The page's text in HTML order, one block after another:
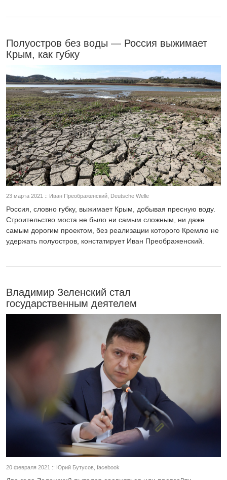
Полуостров без воды — Россия выжимает
Крым, как губку
23 марта 2021 :: Иван Преображенский, Deutsche Welle
Россия, словно губку, выжимает Крым, добывая пресную воду.
Строительство моста не было ни самым сложным, ни даже
самым дорогим проектом, без реализации которого Кремлю не
удержать полуостров, констатирует Иван Преображенский.
Владимир Зеленский стал
государственным деятелем
20 февраля 2021 :: Юрий Бутусов, facebook